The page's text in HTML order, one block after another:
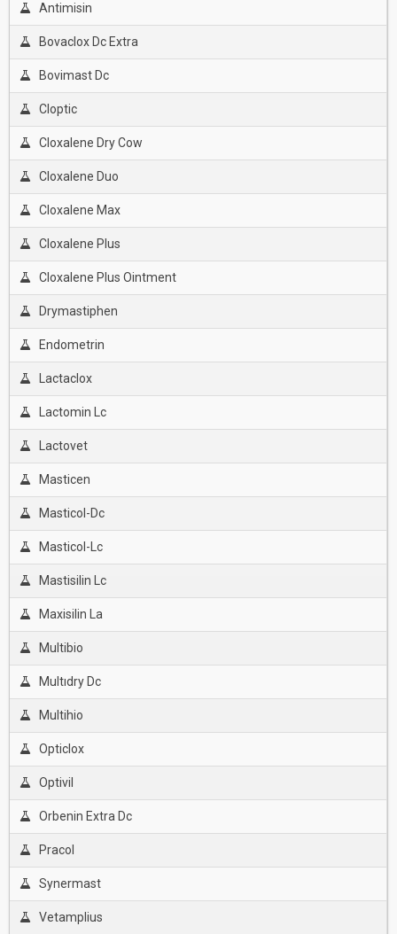
Antimisin
Bovaclox Dc Extra
Bovimast Dc
Cloptic
Cloxalene Dry Cow
Cloxalene Duo
Cloxalene Max
Cloxalene Plus
Cloxalene Plus Ointment
Drymastiphen
Endometrin
Lactaclox
Lactomin Lc
Lactovet
Masticen
Masticol-Dc
Masticol-Lc
Mastisilin Lc
Maxisilin La
Multibio
Multıdry Dc
Multihio
Opticlox
Optivil
Orbenin Extra Dc
Pracol
Synermast
Vetamplius